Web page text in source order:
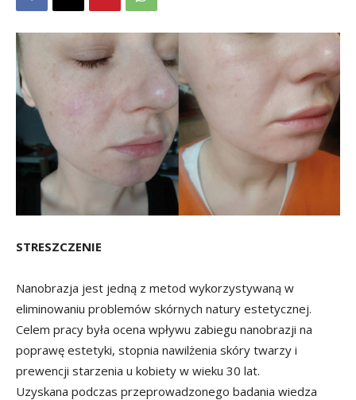
STRESZCZENIE
Nanobrazja jest jedną z metod wykorzystywaną w
eliminowaniu problemów skórnych natury estetycznej.
Celem pracy była ocena wpływu zabiegu nanobrazji na
poprawę estetyki, stopnia nawilżenia skóry twarzy i
prewencji starzenia u kobiety w wieku 30 lat.
Uzyskana podczas przeprowadzonego badania wiedza